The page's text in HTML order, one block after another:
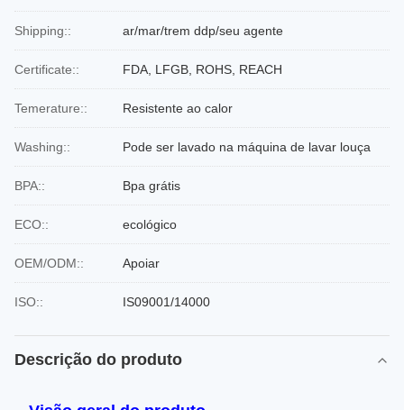
Shipping:: ar/mar/trem ddp/seu agente
Certificate:: FDA, LFGB, ROHS, REACH
Temerature:: Resistente ao calor
Washing:: Pode ser lavado na máquina de lavar louça
BPA:: Bpa grátis
ECO:: ecológico
OEM/ODM:: Apoiar
ISO:: IS09001/14000
Descrição do produto